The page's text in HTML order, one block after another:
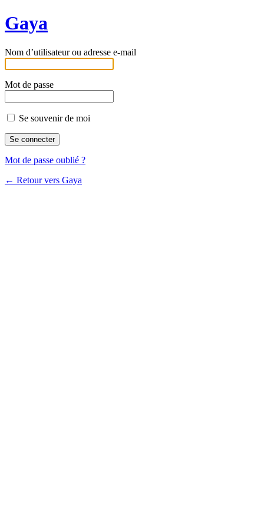
Gaya
Nom d’utilisateur ou adresse e-mail
Mot de passe
Se souvenir de moi
Mot de passe oublié ?
← Retour vers Gaya